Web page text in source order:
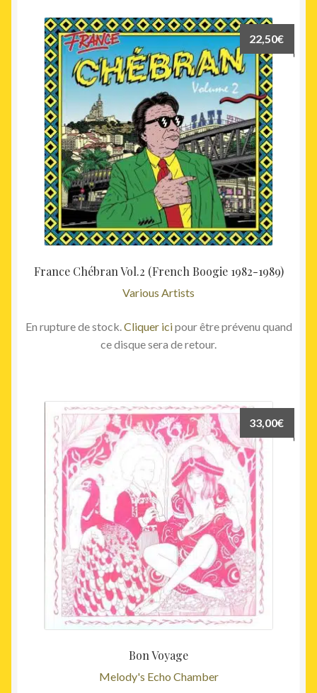
France Chébran Vol.2 (French Boogie 1982-1989)
Various Artists
22,50€
En rupture de stock.Cliquer icipour être prévenu quand
ce disque sera de retour.
Bon Voyage
Melody's Echo Chamber
33,00€